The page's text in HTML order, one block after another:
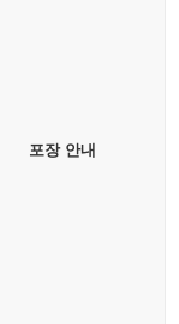
포장 안내